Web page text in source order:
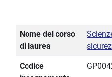
Nome del corso
di laurea
Codice